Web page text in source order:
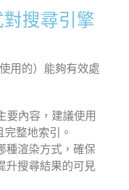
對搜尋引擎
用的）能夠有效處
要內容，建議使用
整地索引。
種渲染方式，確保
升搜尋結果的可見